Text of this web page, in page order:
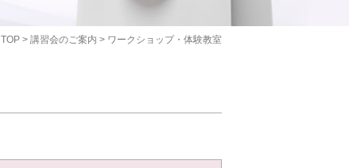
TOP > 講習会のご案内 > ワークショップ・体験教室